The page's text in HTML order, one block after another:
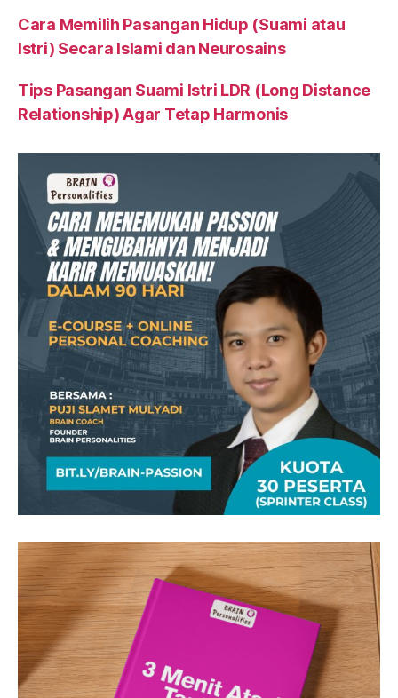
Cara Memilih Pasangan Hidup (Suami atau
Istri) Secara Islami dan Neurosains
Tips Pasangan Suami Istri LDR (Long Distance
Relationship) Agar Tetap Harmonis